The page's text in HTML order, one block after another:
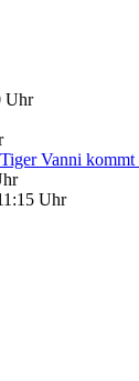
Uhr
Vanni kommt
Uhr